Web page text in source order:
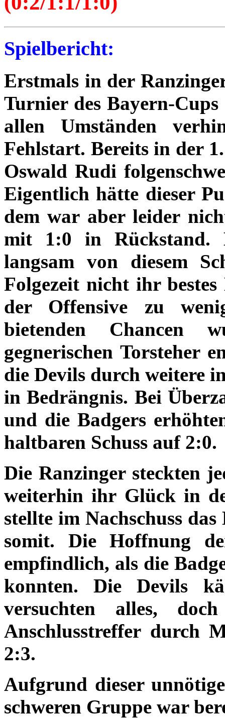
Spielbericht:
Erstmals in der
Turnier des Bayern-
allen Umständen
Fehlstart. Bereits in der
Oswald Rudi
Eigentlich hätte dieser
dem war aber leider
mit 1:0 in Rückstand.
langsam von diesem
Folgezeit nicht ihr
der Offensive zu
bietenden Chancen
gegnerischen Torsteher
die Devils durch weitere
in Bedrängnis. Bei
und die Badgers
haltbaren Schuss auf 2:0.
Die Ranzinger steckten
weiterhin ihr Glück in
stellte im Nachschuss
somit. Die Hoffnung
empfindlich, als die
konnten. Die Devils
versuchten alles,
Anschlusstreffer durch
2:3.
Aufgrund dieser
schweren Gruppe war